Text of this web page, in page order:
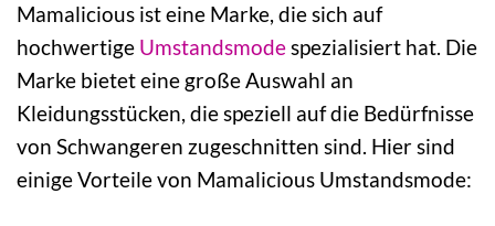
Mamalicious ist eine Marke, die sich auf
hochwertige Umstandsmodespezialisiert hat. Die
Marke bietet eine große Auswahl an
Kleidungsstücken, die speziell auf die Bedürfnisse
von Schwangeren zugeschnitten sind. Hier sind
einige Vorteile von Mamalicious Umstandsmode: